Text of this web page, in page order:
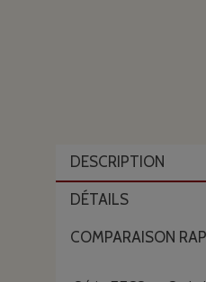
DESCRIPTION
DÉTAILS
COMPARAISON